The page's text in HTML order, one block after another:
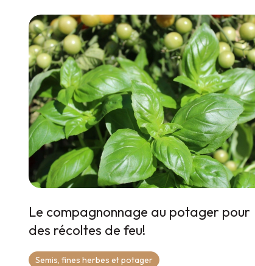
Le compagnonnage au potager pour
des récoltes de feu!
Semis, fines herbes et potager